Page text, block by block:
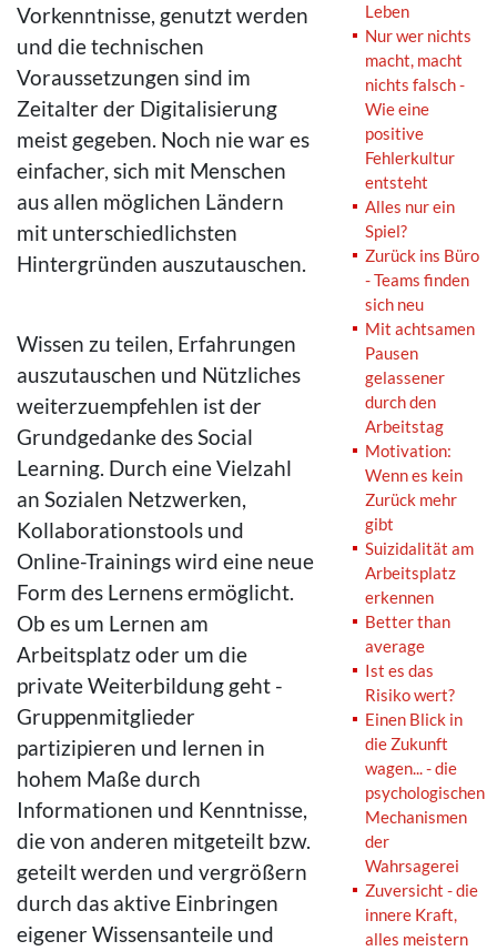
Vorkenntnisse, genutzt werden
und die technischen
Voraussetzungen sind im
Zeitalter der Digitalisierung
meist gegeben. Noch nie war es
einfacher, sich mit Menschen
aus allen möglichen Ländern
mit unterschiedlichsten
Hintergründen auszutauschen.
Wissen zu teilen, Erfahrungen
auszutauschen und Nützliches
weiterzuempfehlen ist der
Grundgedanke des Social
Learning. Durch eine Vielzahl
an Sozialen Netzwerken,
Kollaborationstools und
Online-Trainings wird eine neue
Form des Lernens ermöglicht.
Ob es um Lernen am
Arbeitsplatz oder um die
private Weiterbildung geht -
Gruppenmitglieder
partizipieren und lernen in
hohem Maße durch
Informationen und Kenntnisse,
die von anderen mitgeteilt bzw.
geteilt werden und vergrößern
durch das aktive Einbringen
eigener Wissensanteile und
Leben
Nur wer nichts
macht, macht
nichts falsch -
Wie eine
positive
Fehlerkultur
entsteht
Alles nur ein
Spiel?
Zurück ins Büro
- Teams finden
sich neu
Mit achtsamen
Pausen
gelassener
durch den
Arbeitstag
Motivation:
Wenn es kein
Zurück mehr
gibt
Suizidalität am
Arbeitsplatz
erkennen
Better than
average
Ist es das
Risiko wert?
Einen Blick in
die Zukunft
wagen... - die
psychologischen
Mechanismen
der
Wahrsagerei
Zuversicht - die
innere Kraft,
alles meistern